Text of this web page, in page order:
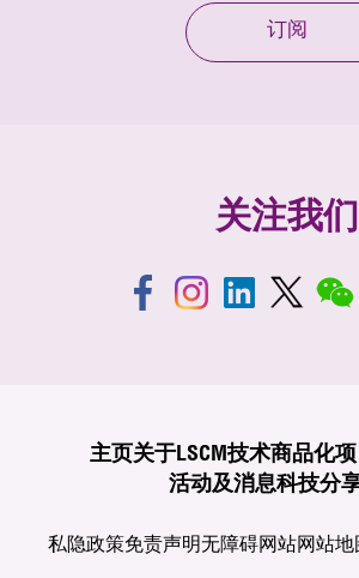
订阅
关注我们
主页关于LSCM技术商品化
活动及消息科技分
私隐政策免责声明无障碍网站网站地